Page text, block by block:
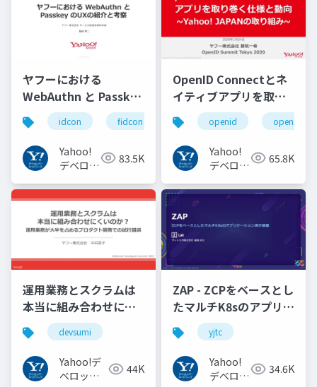
ヤフーにおける
WebAuthn と Passkey
の UX の紹介と考察
#idcon #fidcon
idcon fidcon
Yahoo!
デベロッ
トワーク
83.5K
OpenID Connectとネ
イティブアプリを取り
巻く仕様と動向 Yahoo!
JAPANの取り組み
#openid
#openid_tokyo
openid
Yahoo!
デベロッ
トワーク
65.8K
運用業務とスクラムは
本当に組み合わせにく
いのか︖運用業務が大
半を占めるプロダクト
開発での試行錯誤
devsumi
Yahoo!デ
ベロッパ
44K
ZAP - ZCPをベースとし
たマルチK8sのアプリケ
ーション実行基盤
#YJTC / YJTC21 B-3
yjtc
Yahoo!
デベロッ
34.6K